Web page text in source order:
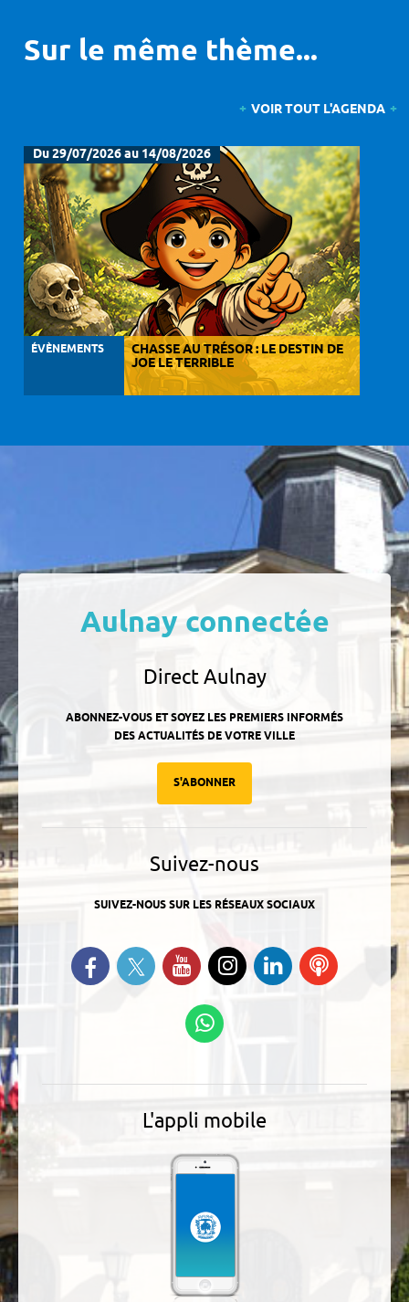
Sur le même thème...
VOIR TOUT L'AGENDA
Du 29/07/2026 au 14/08/2026
ÉVÈNEMENTS CHASSE AU TRÉSOR : LE DESTIN DE
JOE LE TERRIBLE
Aulnay connectée
Direct Aulnay
ABONNEZ-VOUS ET SOYEZ LES PREMIERS INFORMÉS
DES ACTUALITÉS DE VOTRE VILLE
S'ABONNER
Suivez-nous
SUIVEZ-NOUS SUR LES RÉSEAUX SOCIAUX
Retrouvez-nous sur Facebook
Suivez-nous sur Twitter
Suivez-nous sur YouTube
Suivez-nous sur
Instagram
Retrouvez-
nous sur
Ecoutez
L'appli mobile